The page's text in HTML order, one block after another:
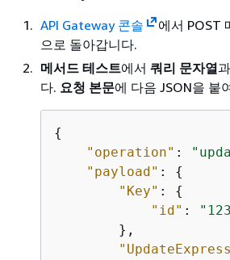
API Gateway 콘솔
에서 POST
으로 돌아갑니다.
메서드 테스트에서 쿼리 문자열과
다. 요청 본문에 다음 JSON을 붙
{
"operation" :
"payload" : {
"Key" : {
"id" :
        },